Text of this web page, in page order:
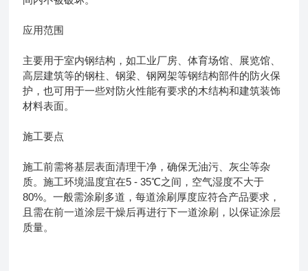
应用范围
主要用于室内钢结构，如工业厂房、体育场馆、展览馆、
高层建筑等的钢柱、钢梁、钢网架等钢结构部件的防火保
护，也可用于一些对防火性能有要求的木结构和建筑装饰
材料表面。
施工要点
施工前需将基层表面清理干净，确保无油污、灰尘等杂
质。施工环境温度宜在5 - 35℃之间，空气湿度不大于
80%。一般需涂刷多道，每道涂刷厚度应符合产品要求，
且需在前一道涂层干燥后再进行下一道涂刷，以保证涂层
质量。